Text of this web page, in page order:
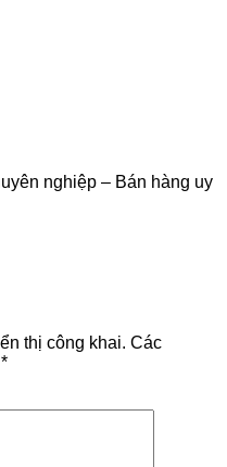
nghiệp – Bán hàng uy
thị công khai. Các
*